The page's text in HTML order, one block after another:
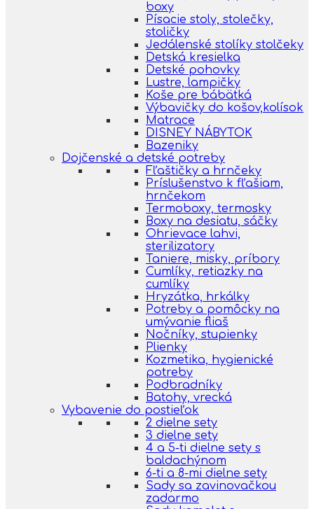
boxy
Písacie stoly, stolečky,
stoličky
Jedálenské stolíky stolčeky
Detská kresielka
Detské pohovky
Lustre, lampičky
Koše pre bábätká
Výbavičky do košov,kolísok
Matrace
DISNEY NÁBYTOK
Bazeniky
Dojčenské a detské potreby
Fľaštičky a hrnčeky
Príslušenstvo k fľašiam,
hrnčekom
Termoboxy, termosky
Boxy na desiatu, sáčky
Ohrievace lahvi,
sterilizatory
Taniere, misky, príbory
Cumlíky, retiazky na
cumlíky
Hryzátka, hrkálky
Potreby a pomôcky na
umývanie fliaš
Nočníky, stupienky
Plienky
Kozmetika, hygienické
potreby
Podbradníky
Batohy, vrecká
Vybavenie do postieľok
2 dielne sety
3 dielne sety
4 a 5-ti dielne sety s
baldachýnom
6-ti a 8-mi dielne sety
Sady sa zavinovačkou
zadarmo